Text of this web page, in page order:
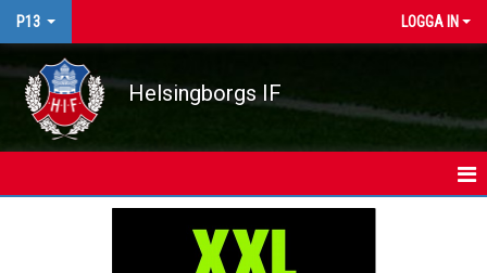
P13 LOGGA IN
Helsingborgs IF